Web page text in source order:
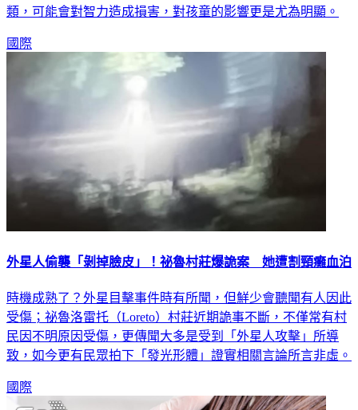
類，可能會對智力造成損害，對孩童的影響更是尤為明顯。
國際
外星人偷襲「剝掉臉皮」！祕魯村莊爆詭案 她遭割頸癱血泊
時機成熟了？外星目擊事件時有所聞，但鮮少會聽聞有人因此
受傷；祕魯洛雷托（Loreto）村莊近期詭事不斷，不僅常有村
民因不明原因受傷，更傳聞大多是受到「外星人攻擊」所導
致，如今更有民眾拍下「發光形體」證實相關言論所言非虛。
國際